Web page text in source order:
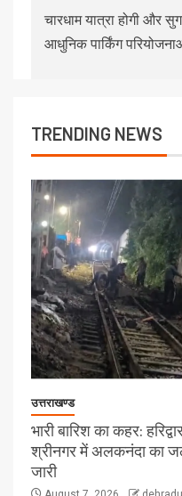
चारधाम यात्रा होगी और
आधुनिक पार्किंग
TRENDING NEWS
उत्तराखण्ड
भारी बारिश का कहर:
श्रीनगर में अलकनंदा का
जारी